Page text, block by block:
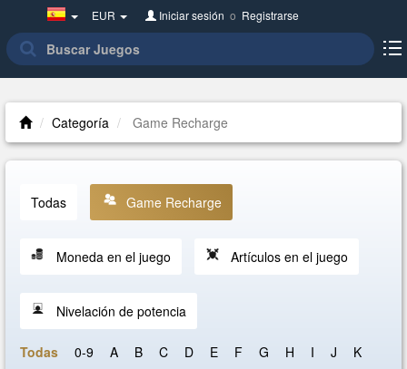
Spain(Español)
EUR Iniciar sesión o Registrarse
Categoría Game Recharge
Todas Game Recharge
Moneda en el juego Artículos en el juego
Nivelación de potencia
Todas 0-9 A B C D E F G H I J
K